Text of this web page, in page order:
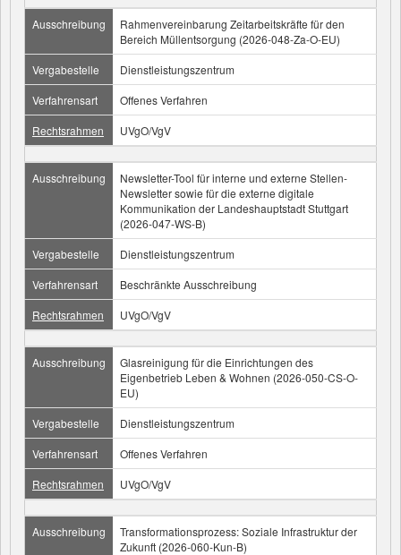
Ausschreibung
Rahmenvereinbarung Zeitarbeitskräfte für den
Bereich Müllentsorgung (2026-048-Za-O-EU)
Vergabestelle
Dienstleistungszentrum
Verfahrensart
Offenes Verfahren
Rechtsrahmen
UVgO/VgV
Ausschreibung
Newsletter-Tool für interne und externe Stellen-
Newsletter sowie für die externe digitale
Kommunikation der Landeshauptstadt Stuttgart
(2026-047-WS-B)
Vergabestelle
Dienstleistungszentrum
Verfahrensart
Beschränkte Ausschreibung
Rechtsrahmen
UVgO/VgV
Ausschreibung
Glasreinigung für die Einrichtungen des
Eigenbetrieb Leben & Wohnen (2026-050-CS-O-
EU)
Vergabestelle
Dienstleistungszentrum
Verfahrensart
Offenes Verfahren
Rechtsrahmen
UVgO/VgV
Ausschreibung
Transformationsprozess: Soziale Infrastruktur der
Zukunft (2026-060-Kun-B)